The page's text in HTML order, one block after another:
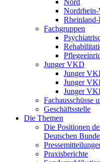
Nord
Nordrhein-
Rheinland-
Fachgruppen
Junger VKD
Junger
Junger
Junger
Fachausschüsse
Geschäftsstelle
Die Themen
Die Positionen
Deutschen
Praxisberichte